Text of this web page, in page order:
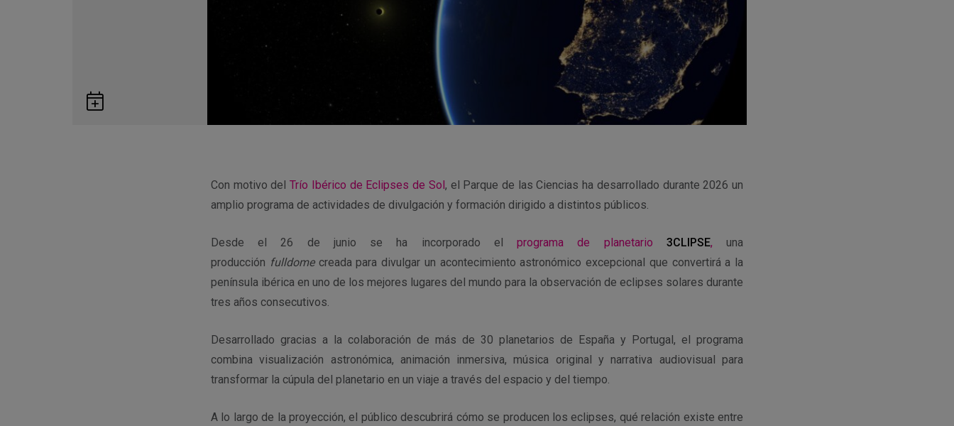
Guardar
en
Con motivo delTrío Ibérico de Eclipses de Sol, el Parque de las Ciencias ha desarrollado durante 2026 un
amplio programa de actividades de divulgación y formación dirigido a distintos públicos.
Desde el 26 de junio se ha incorporado elprograma de planetario 3CLIPSE, una
producción fulldome creada para divulgar un acontecimiento astronómico excepcional que convertirá a la
península ibérica en uno de los mejores lugares del mundo para la observación de eclipses solares durante
tres años consecutivos.
Desarrollado gracias a la colaboración de más de 30 planetarios de España y Portugal, el programa
combina visualización astronómica, animación inmersiva, música original y narrativa audiovisual para
transformar la cúpula del planetario en un viaje a través del espacio y del tiempo.
A lo largo de la proyección, el público descubrirá cómo se producen los eclipses, qué relación existe entre